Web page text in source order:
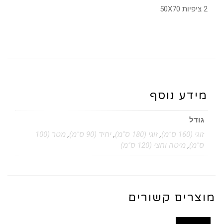
2 ציפיות 50X70
מידע נוסף
גודל
זוגי (160 ס"מ)
,זוגי (180 ס"מ) , יחיד (90 ס"מ) ,
מטר (100
ס"מ), מיטה וחצי (120 ס"מ)
מוצרים קשורים